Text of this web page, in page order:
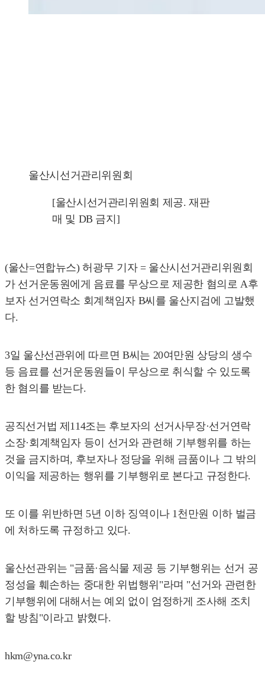
울산시선거관리위원회
[울산시선거관리위원회 제공. 재판
매 및 DB 금지]
(울산=연합뉴스) 허광무 기자 = 울산시선거관리위원회
가 선거운동원에게 음료를 무상으로 제공한 혐의로 A후
보자 선거연락소 회계책임자 B씨를 울산지검에 고발했
다.
3일 울산선관위에 따르면 B씨는 20여만원 상당의 생수
등 음료를 선거운동원들이 무상으로 취식할 수 있도록
한 혐의를 받는다.
공직선거법 제114조는 후보자의 선거사무장·선거연락
소장·회계책임자 등이 선거와 관련해 기부행위를 하는
것을 금지하며, 후보자나 정당을 위해 금품이나 그 밖의
이익을 제공하는 행위를 기부행위로 본다고 규정한다.
또 이를 위반하면 5년 이하 징역이나 1천만원 이하 벌금
에 처하도록 규정하고 있다.
울산선관위는 "금품·음식물 제공 등 기부행위는 선거 공
정성을 훼손하는 중대한 위법행위"라며 "선거와 관련한
기부행위에 대해서는 예외 없이 엄정하게 조사해 조치
할 방침"이라고 밝혔다.
hkm@yna.co.kr